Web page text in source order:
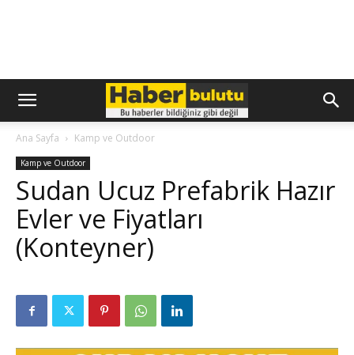
Ana Sayfa Kamp ve Outdoor
Kamp ve Outdoor
Sudan Ucuz Prefabrik Hazır
Evler ve Fiyatları
(Konteyner)